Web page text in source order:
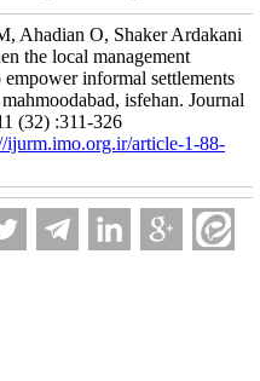
Ahadian O, Shaker Ardakani
the local management
empower informal settlements
isfehan. Journal
(32) :311-326
ijurm.imo.org.ir/article-1-88-